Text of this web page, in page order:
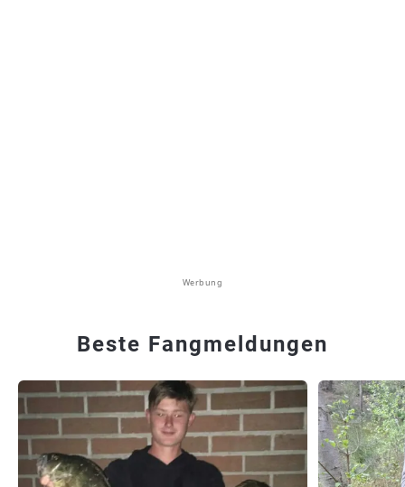
Werbung
Beste Fangmeldungen